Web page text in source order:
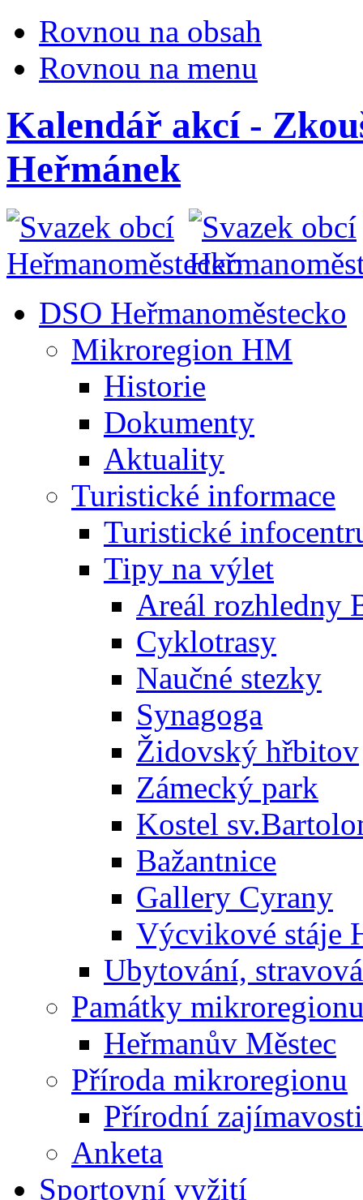
Rovnou na obsah
Rovnou na menu
Kalendář akcí -
Heřmánek
DSO Heřmanoměstecko
Mikroregion HM
Historie
Dokumenty
Aktuality
Turistické informace
Turistické
Tipy na výlet
Areál rozhledny
Cyklotrasy
Naučné stezky
Synagoga
Židovský hřbitov
Zámecký park
Kostel
Bažantnice
Gallery Cyrany
Výcvikové stáje
Ubytování,
Památky
Heřmanův Městec
Příroda mikroregionu
Přírodní zajímavosti
Anketa
Sportovní vyžití